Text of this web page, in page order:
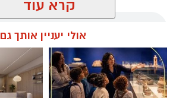
עופר אשטוקר / 11:05 07.08.26
קרא עוד
אולי יעניין אותך גם